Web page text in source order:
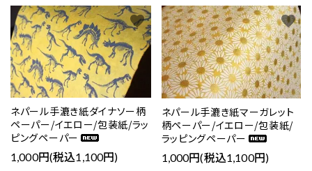
ネパール手漉き紙ダイナソー柄
ペーパー/イエロー/包装紙/ラッ
ピングペーパー
1,000円(税込1,100円)
favorite
ネパール手漉き紙マーガレット
柄ペーパー/イエロー/包装紙/
ラッピングペーパー
1,000円(税込1,100円)
favorite